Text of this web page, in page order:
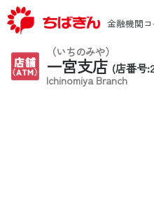
金融機関コ
（いちのみや）
一宮支店 (店番号
Ichinomiya Branch